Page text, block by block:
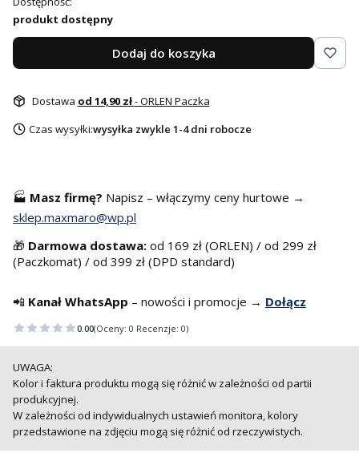
produkt dostępny
Dodaj do koszyka
Dostawa od 14,90 zł- ORLEN Paczka
Czas wysyłki:wysyłka zwykle 1-4 dni robocze
🏭 Masz firmę? Napisz – włączymy ceny hurtowe →
sklep.maxmaro@wp.pl
🎁 Darmowa dostawa: od 169 zł (ORLEN) / od 299 zł
(Paczkomat) / od 399 zł (DPD standard)
📲 Kanał WhatsApp – nowości i promocje → Dołącz
0.00(Oceny: 0 Recenzje: 0)
UWAGA:
Kolor i faktura produktu mogą się różnić w zależności od partii
produkcyjnej.
W zależności od indywidualnych ustawień monitora, kolory
przedstawione na zdjęciu mogą się różnić od rzeczywistych.